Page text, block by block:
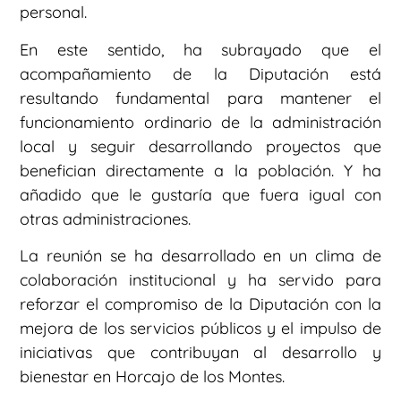
personal.
En este sentido, ha subrayado que el
acompañamiento de la Diputación está
resultando fundamental para mantener el
funcionamiento ordinario de la administración
local y seguir desarrollando proyectos que
benefician directamente a la población. Y ha
añadido que le gustaría que fuera igual con
otras administraciones.
La reunión se ha desarrollado en un clima de
colaboración institucional y ha servido para
reforzar el compromiso de la Diputación con la
mejora de los servicios públicos y el impulso de
iniciativas que contribuyan al desarrollo y
bienestar en Horcajo de los Montes.